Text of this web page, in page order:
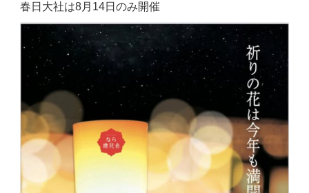
春日大社は8月14日のみ開催